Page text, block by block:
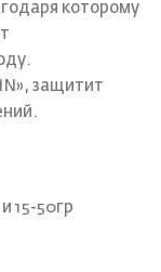
которому
защитит
15-50гр